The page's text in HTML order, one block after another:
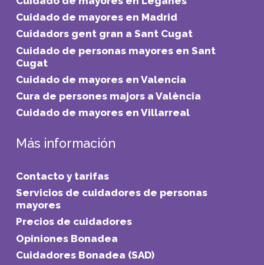
Cuidado de mayores en Madrid
Cuidadors gent gran a Sant Cugat
Cuidado de personas mayores en Sant
Cugat
Cuidado de mayores en Valencia
Cura de persones majors a València
Cuidado de mayores en Villarreal
Más información
Contacto y tarifas
Servicios de cuidadores de personas
mayores
Precios de cuidadores
Opiniones Bonadea
Cuidadores Bonadea (SAD)